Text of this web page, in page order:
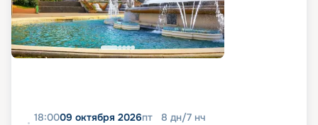
18:0009 октября 2026пт 8 дн/7 нч